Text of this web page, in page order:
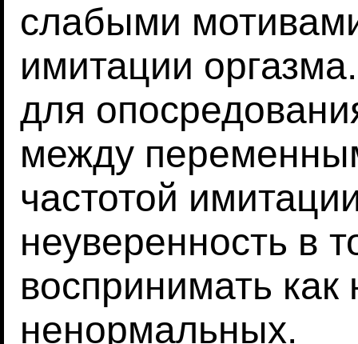
слабыми
имитации
для
между
частотой
неуверенность в
воспринимать
ненормальных.